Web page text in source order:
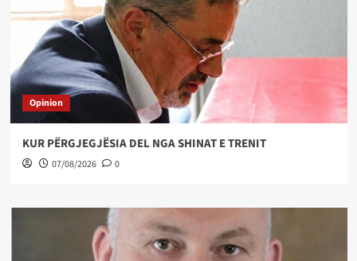
Opinion
KUR PËRGJEGJËSIA DEL NGA SHINAT E TRENIT
07/08/2026 0